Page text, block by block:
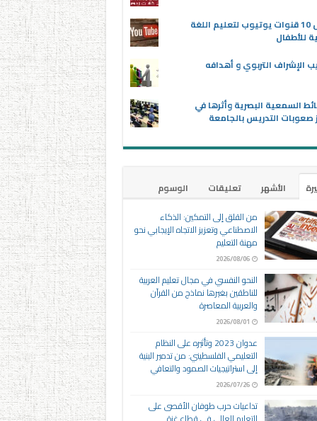
أفضل 10 قنوات يوتيوب لتعليم اللغة
للأطفال
الإشراف التربوي و أهدافه
السمعية البصرية وأثرها في
صعوبات التدريس بالجامعة
الأشهر تعليقات
الوسوم
من القلق إلى التمكين: الذكاء
الاصطناعي وتعزيز الاتجاه الإيجابي نحو
مهنة التعليم
2026/08/06
النحو النفسي في مجال تعليم العربية
للناطقين بغيرها نماذج من القرآن
والعربية المعاصرة
2026/08/01
عدوان 2023 وتأثيره على النظام
التعليمي الفلسطيني: من تدمير البنية
إلى استراتيجيات الصمود والتعافي
2026/07/26
تداعيات حرب طوفان الأقصى على